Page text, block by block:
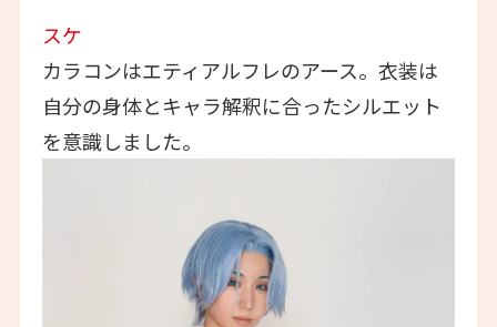
スケ
カラコンはエティアルフレのアース。衣装は
自分の身体とキャラ解釈に合ったシルエット
を意識しました。